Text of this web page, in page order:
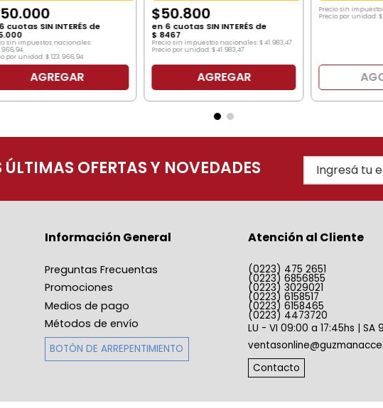
.000
6 cuotas SIN INTERÉS de
.000
sin impuestos nacionales:
.966,94
por unidad: $ 123.966,94
AGREGAR
$50.800
en 6 cuotas SIN INTERÉS de
$ 8467
Precio sin impuestos nacionales: $ 41.983,47
Precio por unidad: $ 41.983,47
AGREGAR
Precio sin
Precio por unidad:$
ÚLTIMAS OFERTAS Y NOVEDADES
Información General
Preguntas Frecuentas
Promociones
Medios de pago
Métodos de envío
BOTÓN DE ARREPENTIMIENTO
Atención al Cliente
(0223) 475 2651
(0223) 6856855
(0223) 3029021
(0223) 6158517
(0223) 6158465
(0223) 4473720
LU - VI 09:00 a 17:45hs | SA
Contacto